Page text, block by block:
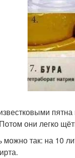
они легко
можно так: на 10